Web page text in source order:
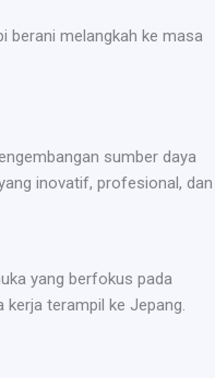
berani melangkah ke masa
sumber daya
inovatif, profesional, dan
yang berfokus pada
kerja terampil ke Jepang.